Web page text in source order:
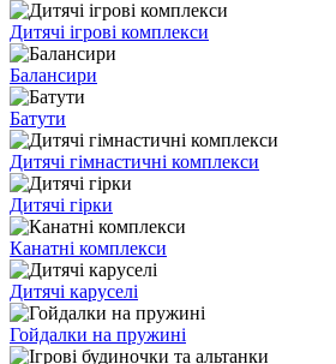
Дитячі ігрові комплекси
Балансири
Батути
Дитячі гімнастичні комплекси
Дитячі гірки
Канатні комплекси
Дитячі каруселі
Гойдалки на пружині